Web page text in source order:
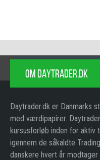
OM DAYTRADER.DK
Daytrader.dk er Danmarks
med værdipapirer.
kursusforløb inden for aktiv
igennem de såkaldte
danskere hvert år